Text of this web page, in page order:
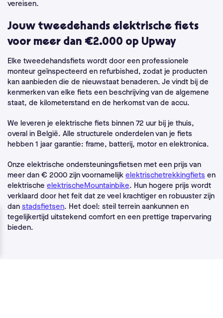
vereisen.
Jouw tweedehands elektrische fiets
voor meer dan €2.000 op Upway
Elke tweedehandsfiets wordt door een professionele
monteur geïnspecteerd en refurbished, zodat je producten
kan aanbieden die de nieuwstaat benaderen. Je vindt bij de
kenmerken van elke fiets een beschrijving van de algemene
staat, de kilometerstand en de herkomst van de accu.
We leveren je elektrische fiets binnen 72 uur bij je thuis,
overal in België. Alle structurele onderdelen van je fiets
hebben 1 jaar garantie: frame, batterij, motor en elektronica.
Onze elektrische ondersteuningsfietsen met een prijs van
meer dan € 2000 zijn voornamelijk elektrischetrekkingfiets en
elektrische elektrischeMountainbike. Hun hogere prijs wordt
verklaard door het feit dat ze veel krachtiger en robuuster zijn
dan stadsfietsen. Het doel: steil terrein aankunnen en
tegelijkertijd uitstekend comfort en een prettige trapervaring
bieden.